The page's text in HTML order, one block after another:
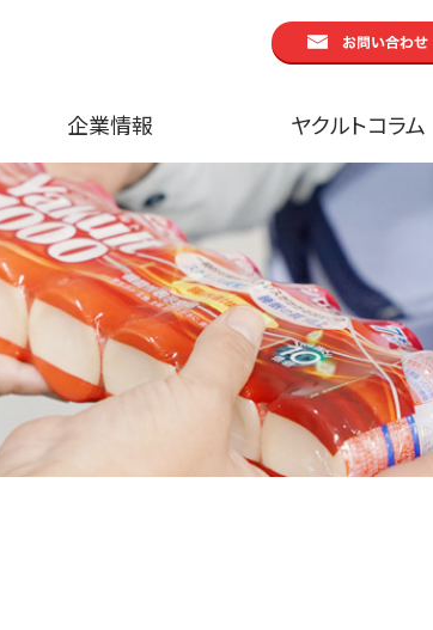
企業情報 ヤクルトコラム